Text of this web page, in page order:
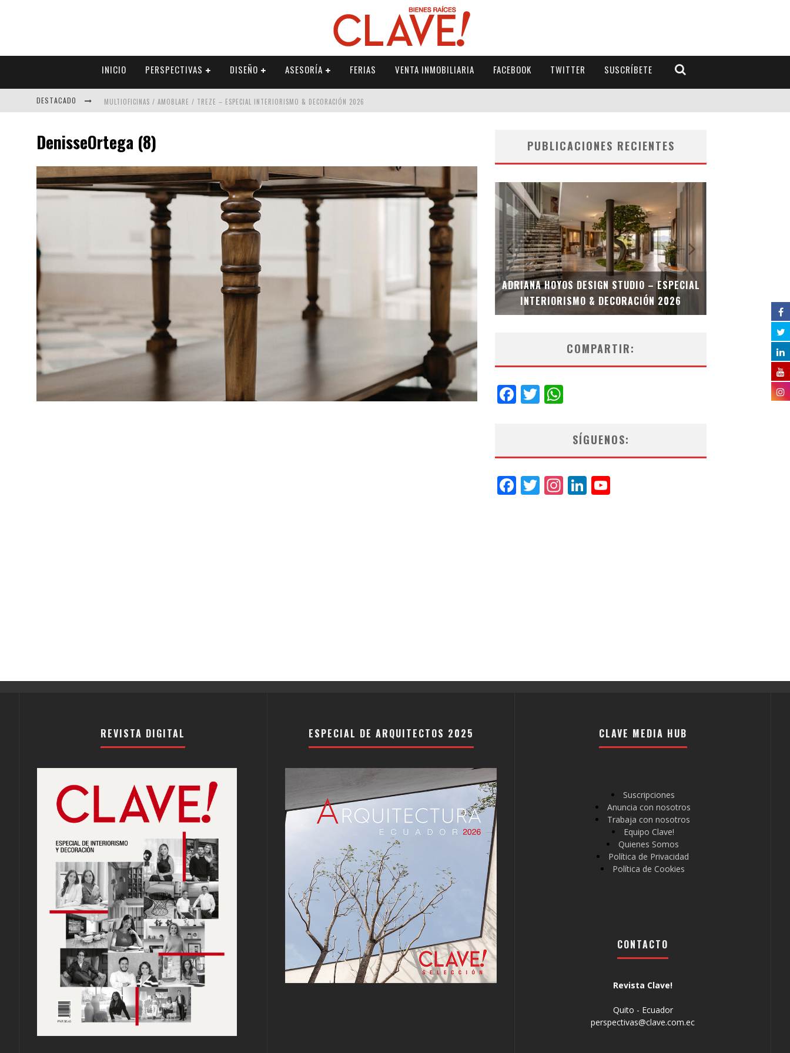
INICIO PERSPECTIVAS DISEÑO ASESORÍA FERIAS VENTA INMOBILIARIA FACEBOOK TWITTER SUSCRÍBETE
DESTACADO MULTIOFICINAS / AMOBLARE / TREZE – ESPECIAL INTERIORISMO & DECORACIÓN 2026
COLINEAL – ESPECIAL INTERIORISMO & DECORACIÓN 2026
ADRIANA HOYOS DESIGN STUDIO – ESPECIAL INTERIORISMO & DECORACIÓN 2026
DenisseOrtega (8) PUBLICACIONES RECIENTES
MUBB DESIGN STUDIO – ESPECIAL
INTERIORISMO & DECORACIÓN 2026
ADRIANA HOYOS DESIGN STUDIO – ESPECIAL
INTERIORISMO & DECORACIÓN 2026
COMPARTIR:
Facebook
Twitter
SÍGUENOS:
Facebook
Twitter
Instagram
LinkedIn
REVISTA DIGITAL ESPECIAL DE ARQUITECTOS 2025 CLAVE MEDIA HUB
Suscripciones
Anuncia con nosotros
Trabaja con nosotros
Equipo Clave!
Quienes Somos
Política de Privacidad
Política de Cookies
CONTACTO
Revista Clave!
Quito - Ecuador
perspectivas@clave.com.ec